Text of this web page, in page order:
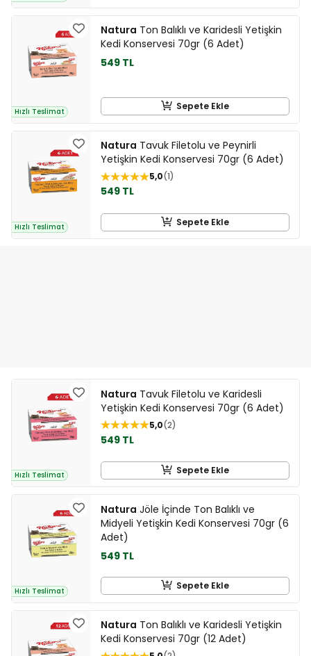
Hızlı Teslimat
Natura Ton Balıklı ve Karidesli Yetişkin
Kedi Konservesi 70gr (6 Adet)
549 TL
Sepete Ekle
Hızlı Teslimat
Natura Tavuk Filetolu ve Peynirli
Yetişkin Kedi Konservesi 70gr (6 Adet)
5,0 1
549 TL
Sepete Ekle
Hızlı Teslimat
Natura Tavuk Filetolu ve Karidesli
Yetişkin Kedi Konservesi 70gr (6 Adet)
5,0 2
549 TL
Sepete Ekle
Hızlı Teslimat
Natura Jöle İçinde Ton Balıklı ve
Midyeli Yetişkin Kedi Konservesi 70gr (6
Adet)
549 TL
Sepete Ekle
Natura Ton Balıklı ve Karidesli Yetişkin
Kedi Konservesi 70gr (12 Adet)